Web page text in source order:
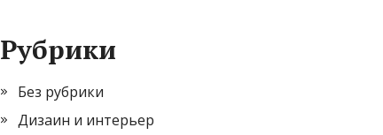
Рубрики
Без рубрики
Дизаин и интерьер